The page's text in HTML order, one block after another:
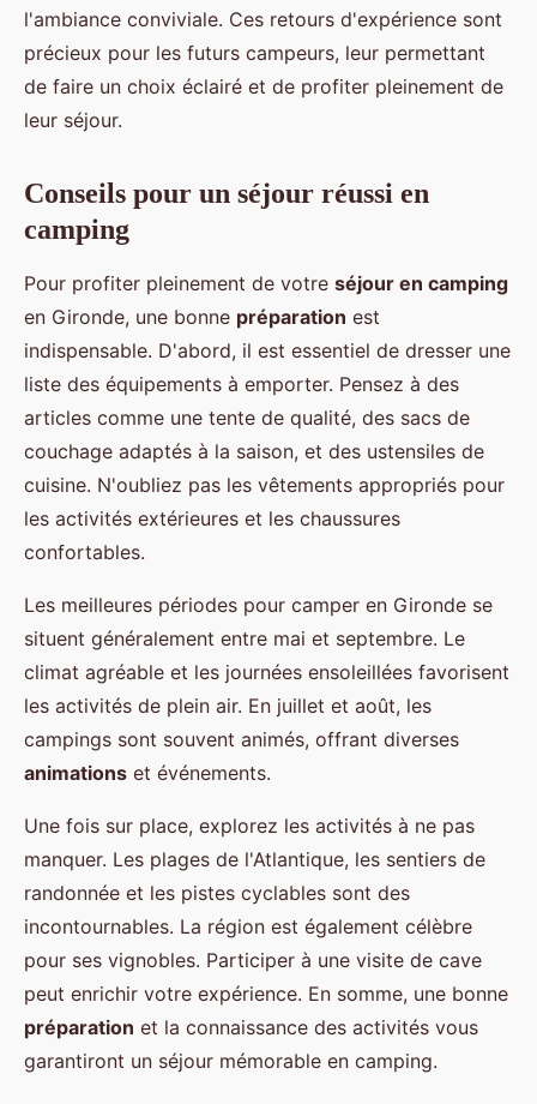
l'ambiance conviviale. Ces retours d'expérience sont
précieux pour les futurs campeurs, leur permettant
de faire un choix éclairé et de profiter pleinement de
leur séjour.
Conseils pour un séjour réussi en
camping
Pour profiter pleinement de votre séjour en camping
en Gironde, une bonne préparation est
indispensable. D'abord, il est essentiel de dresser une
liste des équipements à emporter. Pensez à des
articles comme une tente de qualité, des sacs de
couchage adaptés à la saison, et des ustensiles de
cuisine. N'oubliez pas les vêtements appropriés pour
les activités extérieures et les chaussures
confortables.
Les meilleures périodes pour camper en Gironde se
situent généralement entre mai et septembre. Le
climat agréable et les journées ensoleillées favorisent
les activités de plein air. En juillet et août, les
campings sont souvent animés, offrant diverses
animations et événements.
Une fois sur place, explorez les activités à ne pas
manquer. Les plages de l'Atlantique, les sentiers de
randonnée et les pistes cyclables sont des
incontournables. La région est également célèbre
pour ses vignobles. Participer à une visite de cave
peut enrichir votre expérience. En somme, une bonne
préparation et la connaissance des activités vous
garantiront un séjour mémorable en camping.